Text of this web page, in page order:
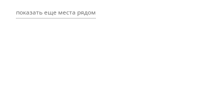
показать еще места рядом